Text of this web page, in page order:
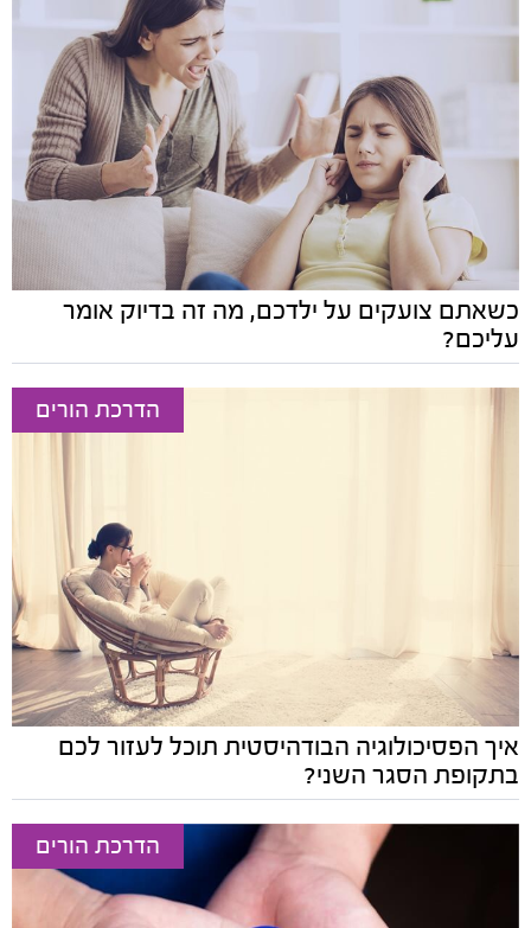
כשאתם צועקים על ילדכם, מה זה בדיוק אומר
עליכם?
הדרכת הורים
איך הפסיכולוגיה הבודהיסטית תוכל לעזור לכם
בתקופת הסגר השני?
הדרכת הורים